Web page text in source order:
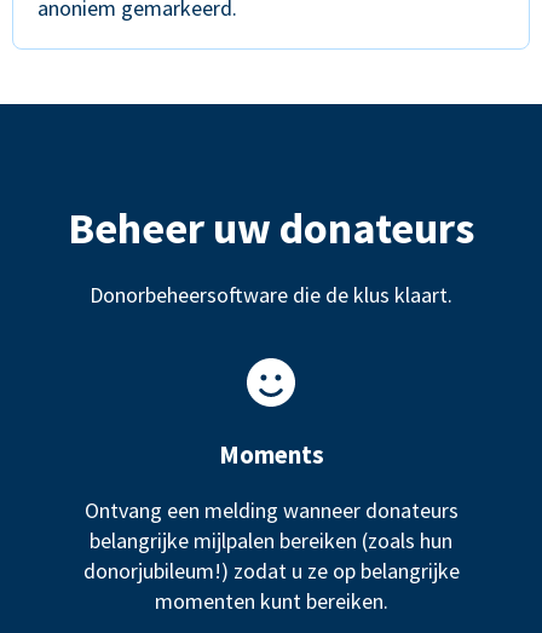
anoniem gemarkeerd.
Beheer uw donateurs
Donorbeheersoftware die de klus klaart.
Moments
Ontvang een melding wanneer donateurs
belangrijke mijlpalen bereiken (zoals hun
donorjubileum!) zodat u ze op belangrijke
momenten kunt bereiken.